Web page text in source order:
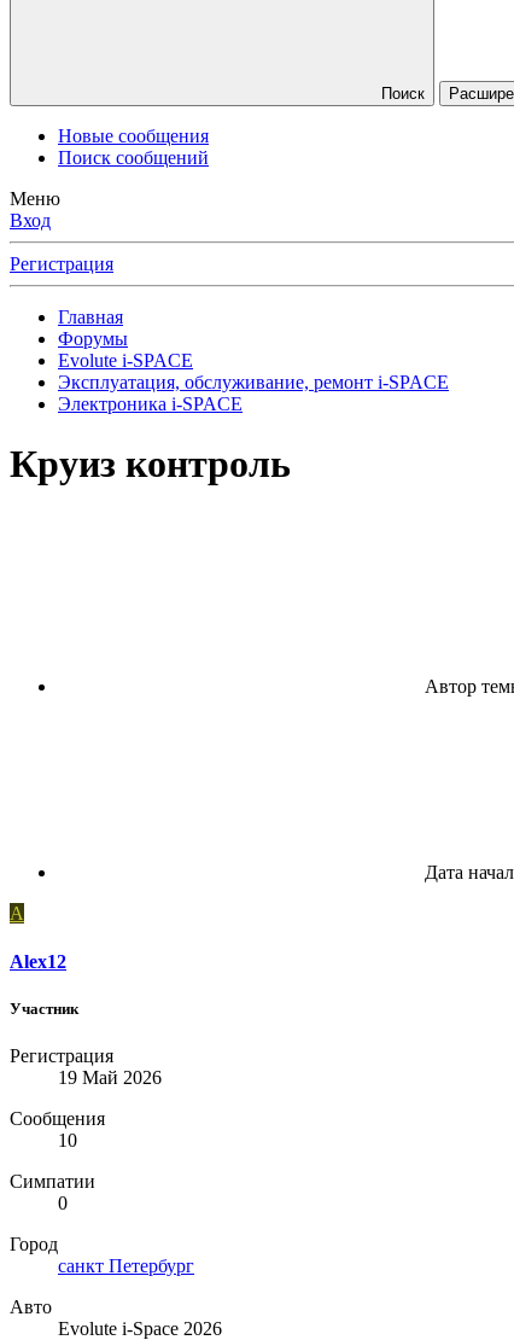
Поиск
Новые сообщения
Поиск сообщений
Меню
Вход
Регистрация
Главная
Форумы
Evolute i⁠-⁠SPACE
Эксплуатация, обслуживание, ремонт i-SPACE
Электроника i-SPACE
Круиз контроль
Автор
Дата
A
Alex12
Участник
Регистрация
19 Май 2026
Сообщения
10
Симпатии
0
Город
санкт Петербург
Авто
Evolute i-Space 2026